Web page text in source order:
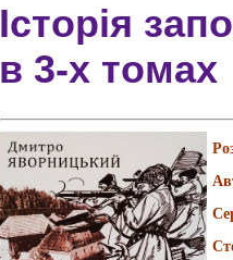
Історія
в 3-х томах